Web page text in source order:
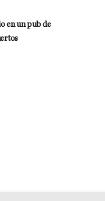
en un pub de